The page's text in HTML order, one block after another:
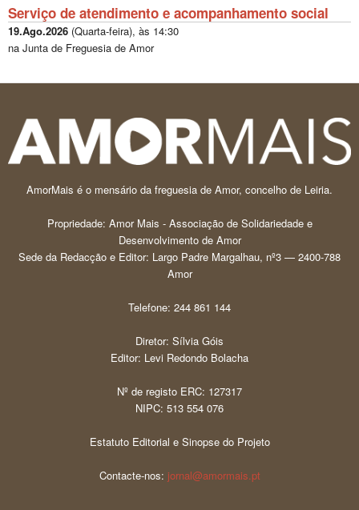
Serviço de atendimento e acompanhamento social
19.Ago.2026 (Quarta-feira), às 14:30
na Junta de Freguesia de Amor
AmorMais é o mensário da freguesia de Amor, concelho de Leiria.
Propriedade: Amor Mais - Associação de Solidariedade e
Desenvolvimento de Amor
Sede da Redacção e Editor: Largo Padre Margalhau, nº3 — 2400-788
Amor
Telefone: 244 861 144
Diretor: Sílvia Góis
Editor: Levi Redondo Bolacha
Nº de registo ERC: 127317
NIPC: 513 554 076
Estatuto Editorial e Sinopse do Projeto
Contacte-nos: jornal@amormais.pt